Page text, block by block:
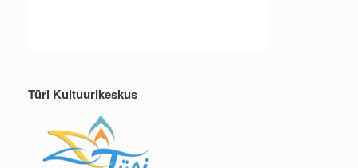
Türi Kultuurikeskus